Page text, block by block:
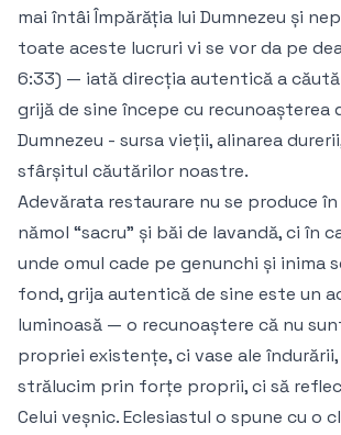
mai întâi Împărăția lui Dumnezeu și
toate aceste lucruri vi se vor da pe
6:33) — iată direcția autentică a
grijă de sine începe cu recunoașterea
Dumnezeu - sursa vieții, alinarea
sfârșitul căutărilor noastre.
Adevărata restaurare nu se produce
nămol “sacru” și băi de lavandă, ci în
unde omul cade pe genunchi și inima
fond, grija autentică de sine este un
luminoasă — o recunoaștere că nu
propriei existențe, ci vase ale
strălucim prin forțe proprii, ci să
Celui veșnic. Eclesiastul o spune cu o